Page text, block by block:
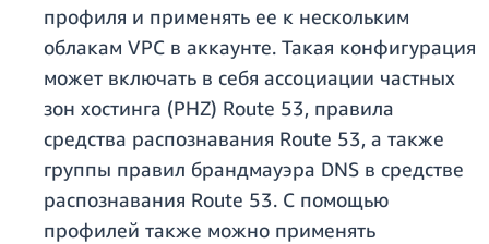
профиля и применять ее к нескольким
облакам VPC в аккаунте. Такая конфигурация
может включать в себя ассоциации частных
зон хостинга (PHZ) Route 53, правила
средства распознавания Route 53, а также
группы правил брандмауэра DNS в средстве
распознавания Route 53. С помощью
профилей также можно применять